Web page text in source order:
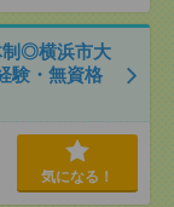
制◎横浜市大
験・無資格
気になる！